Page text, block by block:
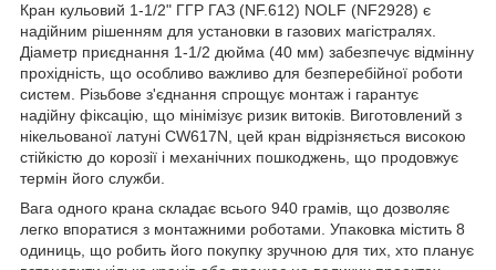
Кран кульовий 1-1/2" ГГР ГАЗ (NF.612) NOLF (NF2928) є
надійним рішенням для установки в газових магістралях.
Діаметр приєднання 1-1/2 дюйма (40 мм) забезпечує відмінну
прохідність, що особливо важливо для безперебійної роботи
систем. Різьбове з'єднання спрощує монтаж і гарантує
надійну фіксацію, що мінімізує ризик витоків. Виготовлений з
нікельованої латуні CW617N, цей кран відрізняється високою
стійкістю до корозії і механічних пошкоджень, що продовжує
термін його служби.
Вага одного крана складає всього 940 грамів, що дозволяє
легко впоратися з монтажними роботами. Упаковка містить 8
одиниць, що робить його покупку зручною для тих, хто планує